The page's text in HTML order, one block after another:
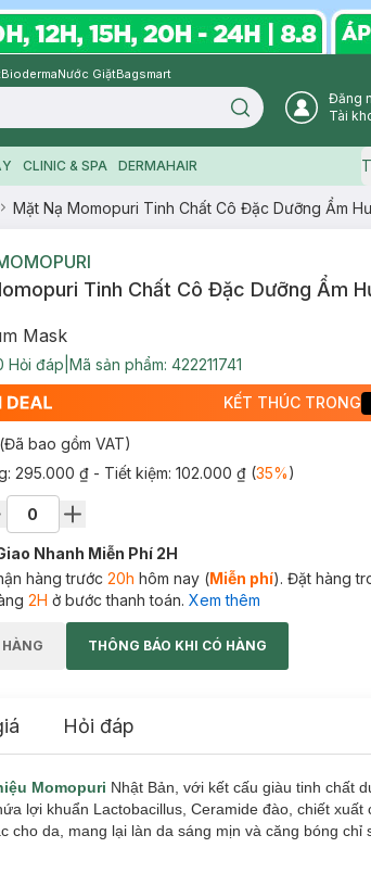
BiodermaNước GiặtBagsmart
Search icon
Đăng
Tài
CLINIC & SPA DERMAHAIR
Mặt Nạ Momopuri Tinh Chất Cô Đặc Dưỡng Ẩm
Tinh Chất Cô Đặc Dưỡng Ẩm
Mask
Hỏi đáp Mã sản phẩm: 422211741
KẾT THÚC TRONG
bao gồm VAT)
295.000 ₫ - Tiết kiệm: 102.000 ₫(35%)
Nhanh Miễn Phí 2H
hàng trước 20h hôm nay (Miễn phí). Đặt hàng
2H ở bước thanh toán. Xem thêm
THÔNG BÁO KHI CÓ HÀNG
Hỏi đáp
Momopuri Nhật Bản, với kết cấu giàu tinh chất
lợi khuẩn Lactobacillus, Ceramide đào, chiết xuất
da, mang lại làn da sáng mịn và căng bóng chỉ